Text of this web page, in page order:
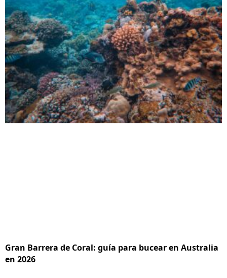
Gran Barrera de Coral: guía para bucear en Australia
en 2026